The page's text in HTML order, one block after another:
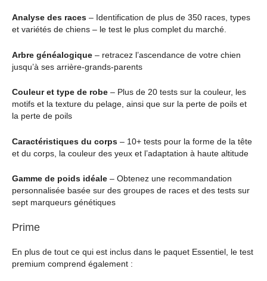
Analyse des races – Identification de plus de 350 races, types
et variétés de chiens – le test le plus complet du marché.
Arbre généalogique – retracez l’ascendance de votre chien
jusqu’à ses arrière-grands-parents
Couleur et type de robe – Plus de 20 tests sur la couleur, les
motifs et la texture du pelage, ainsi que sur la perte de poils et
la perte de poils
Caractéristiques du corps – 10+ tests pour la forme de la tête
et du corps, la couleur des yeux et l’adaptation à haute altitude
Gamme de poids idéale – Obtenez une recommandation
personnalisée basée sur des groupes de races et des tests sur
sept marqueurs génétiques
Prime
En plus de tout ce qui est inclus dans le paquet Essentiel, le test
premium comprend également :